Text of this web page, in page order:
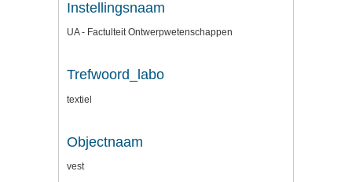
Instellingsnaam
UA - Factulteit Ontwerpwetenschappen
Trefwoord_labo
textiel
Objectnaam
vest